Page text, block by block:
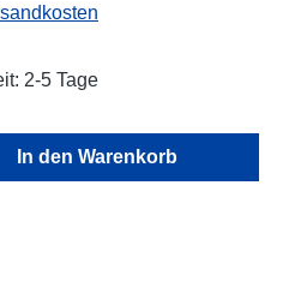
2-5 Tage
den gewünschten
In den Warenkorb